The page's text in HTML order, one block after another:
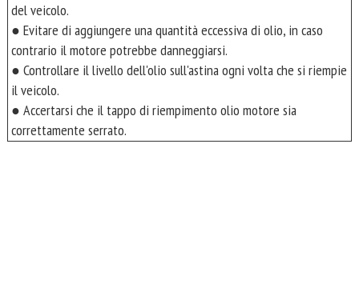
del veicolo.
● Evitare di aggiungere una quantità eccessiva di olio, in caso
contrario il motore potrebbe danneggiarsi.
● Controllare il livello dell'olio sull'astina ogni volta che si riempie
il veicolo.
● Accertarsi che il tappo di riempimento olio motore sia
correttamente serrato.